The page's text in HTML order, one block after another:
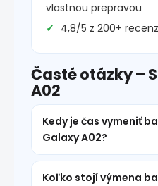
vlastnou prepravou
4,8/5 z 200+
Časté otázky –
A02
Kedy je čas vymeniť
Galaxy A02?
Koľko stojí výmena